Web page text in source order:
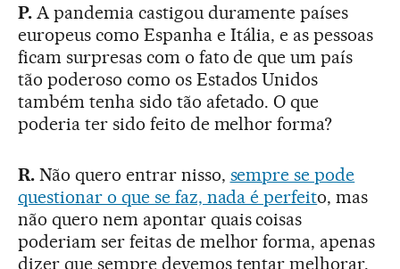
P.A pandemia castigou duramente países
europeus como Espanha e Itália, e as pessoas
ficam surpresas com o fato de que um país
tão poderoso como os Estados Unidos
também tenha sido tão afetado. O que
poderia ter sido feito de melhor forma?
R.Não quero entrar nisso, sempre se pode
questionar o que se faz, nada é perfeito, mas
não quero nem apontar quais coisas
poderiam ser feitas de melhor forma, apenas
dizer que sempre devemos tentar melhorar.